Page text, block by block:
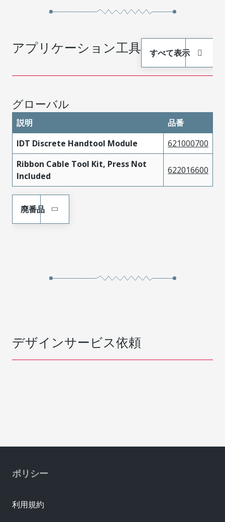
アプリケーション工具 すべて表示
グローバル
説明
品番
IDT Discrete Handtool Module
621000700
Ribbon Cable Tool Kit, Press Not
Included
622016600
廃番品
デザインサービス依頼
ポリシー
利用規約